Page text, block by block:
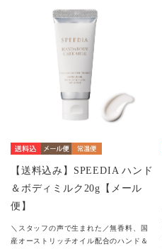
【送料込み】SPEEDIA ハンド
＆ボディミルク20g【メール
便】
＼スタッフの声で生まれた／無香料、国
産オーストリッチオイル配合のハンド＆